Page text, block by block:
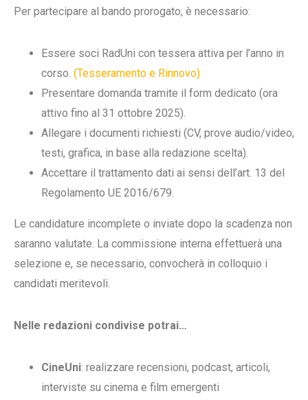
Per partecipare al bando prorogato, è necessario:
Essere soci RadUni con tessera attiva per l’anno in
corso. (Tesseramento e Rinnovo)
Presentare domanda tramite il form dedicato (ora
attivo fino al 31 ottobre 2025).
Allegare i documenti richiesti (CV, prove audio/video,
testi, grafica, in base alla redazione scelta).
Accettare il trattamento dati ai sensi dell’art. 13 del
Regolamento UE 2016/679.
Le candidature incomplete o inviate dopo la scadenza non
saranno valutate. La commissione interna effettuerà una
selezione e, se necessario, convocherà in colloquio i
candidati meritevoli.
Nelle redazioni condivise potrai…
CineUni: realizzare recensioni, podcast, articoli,
interviste su cinema e film emergenti